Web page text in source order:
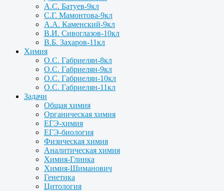
А.С. Батуев-9кл
С.Г. Мамонтова-9кл
А.А. Каменский-9кл
В.И. Сивоглазов-10кл
В.Б. Захаров-11кл
Химия
О.С. Габриелян-8кл
О.С. Габриелян-9кл
О.С. Габриелян-10кл
О.С. Габриелян-11кл
Задачи
Общая химия
Органическая химия
ЕГЭ-химия
ЕГЭ-биология
Физическая химия
Аналитическая химия
Химия-Глинка
Химия-Шиманович
Генетика
Цитология